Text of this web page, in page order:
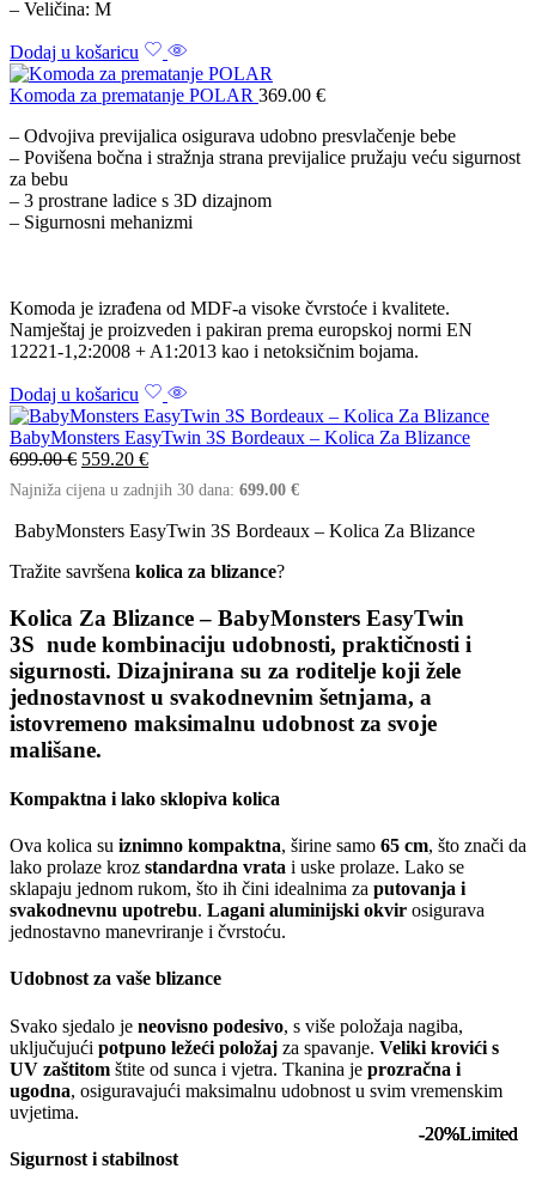
-20%Limited
-20%Limited
– Veličina: M
Dodaj u košaricu
Komoda za prematanje POLAR 369.00 €
– Odvojiva previjalica osigurava udobno presvlačenje bebe
– Povišena bočna i stražnja strana previjalice pružaju veću sigurnost
za bebu
– 3 prostrane ladice s 3D dizajnom
– Sigurnosni mehanizmi
Komoda je izrađena od MDF-a visoke čvrstoće i kvalitete.
Namještaj je proizveden i pakiran prema europskoj normi EN
12221-1,2:2008 + A1:2013 kao i netoksičnim bojama.
-20%Limited
Dodaj u košaricu
BabyMonsters EasyTwin 3S Bordeaux – Kolica Za Blizance
699.00€ 559.20 €
Najniža cijena u zadnjih 30 dana: 699.00 €
BabyMonsters EasyTwin 3S Bordeaux – Kolica Za Blizance
Tražite savršena kolica za blizance?
Kolica Za Blizance – BabyMonsters EasyTwin
3S nude kombinaciju udobnosti, praktičnosti i
sigurnosti. Dizajnirana su za roditelje koji žele
jednostavnost u svakodnevnim šetnjama, a
istovremeno maksimalnu udobnost za svoje
mališane.
Kompaktna i lako sklopiva kolica
Ova kolica su iznimno kompaktna, širine samo 65 cm, što znači da
lako prolaze kroz standardna vrata i uske prolaze. Lako se
sklapaju jednom rukom, što ih čini idealnima za putovanja i
svakodnevnu upotrebu. Lagani aluminijski okvir osigurava
jednostavno manevriranje i čvrstoću.
Udobnost za vaše blizance
Svako sjedalo je neovisno podesivo, s više položaja nagiba,
uključujući potpuno ležeći položaj za spavanje. Veliki krovići s
UV zaštitom štite od sunca i vjetra. Tkanina je prozračna i
ugodna, osiguravajući maksimalnu udobnost u svim vremenskim
uvjetima.
Sigurnost i stabilnost
-20%Limited